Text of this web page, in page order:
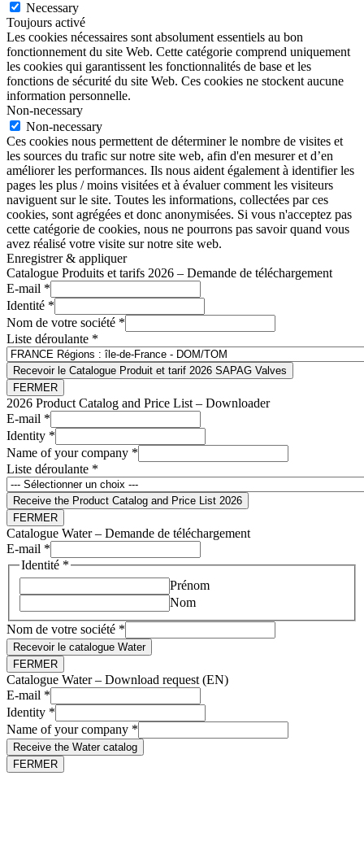
Necessary
Toujours activé
Les cookies nécessaires sont absolument essentiels au bon
fonctionnement du site Web. Cette catégorie comprend uniquement
les cookies qui garantissent les fonctionnalités de base et les
fonctions de sécurité du site Web. Ces cookies ne stockent aucune
information personnelle.
Non-necessary
Non-necessary
Ces cookies nous permettent de déterminer le nombre de visites et
les sources du trafic sur notre site web, afin d'en mesurer et d’en
améliorer les performances. Ils nous aident également à identifier les
pages les plus / moins visitées et à évaluer comment les visiteurs
naviguent sur le site. Toutes les informations, collectées par ces
cookies, sont agrégées et donc anonymisées. Si vous n'acceptez pas
cette catégorie de cookies, nous ne pourrons pas savoir quand vous
avez réalisé votre visite sur notre site web.
Enregistrer & appliquer
Catalogue Produits et tarifs 2026 – Demande de téléchargement
E-mail *
Identité *
Nom de votre société *
Liste déroulante *
Recevoir le Catalogue Produit et tarif 2026 SAPAG Valves
FERMER
2026 Product Catalog and Price List – Downloader
E-mail *
Identity *
Name of your company *
Liste déroulante *
Receive the Product Catalog and Price List 2026
FERMER
Catalogue Water – Demande de téléchargement
E-mail *
Identité *
Prénom
Nom
Nom de votre société *
Recevoir le catalogue Water
FERMER
Catalogue Water – Download request (EN)
E-mail *
company
your
Identity *
Name of your company *
Receive the Water catalog
FERMER